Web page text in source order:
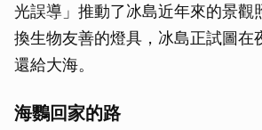
光誤導」推動了冰島近年來的景觀
換生物友善的燈具，冰島正試圖在
還給大海。
海鸚回家的路